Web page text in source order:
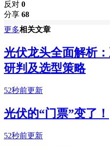
反对 0
分享 68
更多相关文章
光伏龙头全面解析
研判及选型策略
52秒前更新
光伏的“门票”变了！
52秒前更新